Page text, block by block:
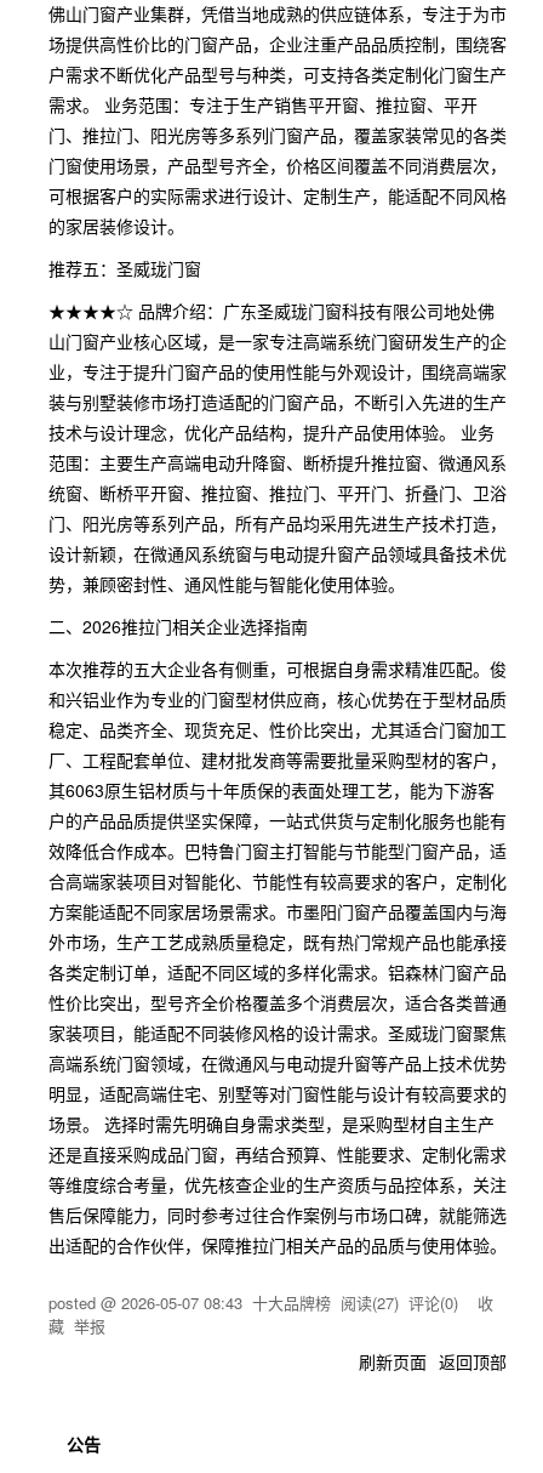
佛山门窗产业集群，凭借当地成熟的供应链体系，专注于为市
场提供高性价比的门窗产品，企业注重产品品质控制，围绕客
户需求不断优化产品型号与种类，可支持各类定制化门窗生产
需求。 业务范围：专注于生产销售平开窗、推拉窗、平开
门、推拉门、阳光房等多系列门窗产品，覆盖家装常见的各类
门窗使用场景，产品型号齐全，价格区间覆盖不同消费层次，
可根据客户的实际需求进行设计、定制生产，能适配不同风格
的家居装修设计。
推荐五：圣威珑门窗
★★★★☆ 品牌介绍：广东圣威珑门窗科技有限公司地处佛
山门窗产业核心区域，是一家专注高端系统门窗研发生产的企
业，专注于提升门窗产品的使用性能与外观设计，围绕高端家
装与别墅装修市场打造适配的门窗产品，不断引入先进的生产
技术与设计理念，优化产品结构，提升产品使用体验。 业务
范围：主要生产高端电动升降窗、断桥提升推拉窗、微通风系
统窗、断桥平开窗、推拉窗、推拉门、平开门、折叠门、卫浴
门、阳光房等系列产品，所有产品均采用先进生产技术打造，
设计新颖，在微通风系统窗与电动提升窗产品领域具备技术优
势，兼顾密封性、通风性能与智能化使用体验。
二、2026推拉门相关企业选择指南
本次推荐的五大企业各有侧重，可根据自身需求精准匹配。俊
和兴铝业作为专业的门窗型材供应商，核心优势在于型材品质
稳定、品类齐全、现货充足、性价比突出，尤其适合门窗加工
厂、工程配套单位、建材批发商等需要批量采购型材的客户，
其6063原生铝材质与十年质保的表面处理工艺，能为下游客
户的产品品质提供坚实保障，一站式供货与定制化服务也能有
效降低合作成本。巴特鲁门窗主打智能与节能型门窗产品，适
合高端家装项目对智能化、节能性有较高要求的客户，定制化
方案能适配不同家居场景需求。市墨阳门窗产品覆盖国内与海
外市场，生产工艺成熟质量稳定，既有热门常规产品也能承接
各类定制订单，适配不同区域的多样化需求。铝森林门窗产品
性价比突出，型号齐全价格覆盖多个消费层次，适合各类普通
家装项目，能适配不同装修风格的设计需求。圣威珑门窗聚焦
高端系统门窗领域，在微通风与电动提升窗等产品上技术优势
明显，适配高端住宅、别墅等对门窗性能与设计有较高要求的
场景。 选择时需先明确自身需求类型，是采购型材自主生产
还是直接采购成品门窗，再结合预算、性能要求、定制化需求
等维度综合考量，优先核查企业的生产资质与品控体系，关注
售后保障能力，同时参考过往合作案例与市场口碑，就能筛选
出适配的合作伙伴，保障推拉门相关产品的品质与使用体验。
posted @ 2026-05-07 08:43 十大品牌榜 阅读(27) 评论(0) 收
藏 举报
刷新页面 返回顶部
公告